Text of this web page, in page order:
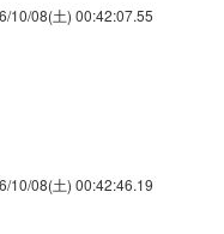
10/08(土) 00:42:07.55
10/08(土) 00:42:46.19